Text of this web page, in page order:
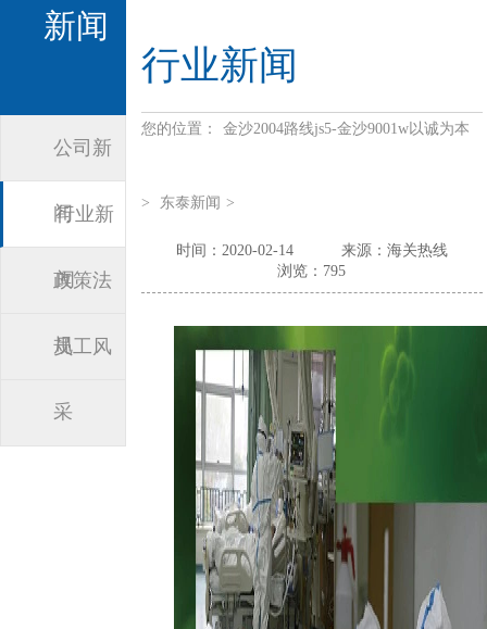
新闻
公司新
闻
行业新
闻
政策法
规
员工风
采
行业新闻
您的位置： 金沙2004路线js5-金沙9001w以诚为本
> 东泰新闻 >
时间：2020-02-14
来源：海关热线
浏览：795